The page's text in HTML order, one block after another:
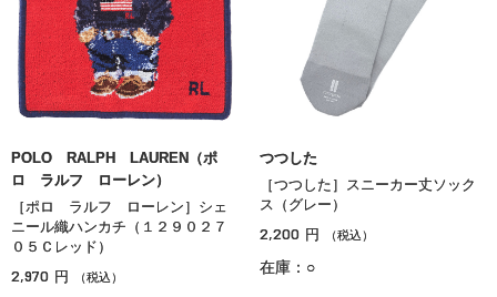
POLO RALPH LAUREN（ポ
ロ ラルフ ローレン）
［ポロ ラルフ ローレン］シェ
ニール織ハンカチ（１２９０２７
０５Ｃレッド）
2,970 円 （税込）
つつした
［つつした］スニーカー丈ソック
ス（グレー）
2,200 円 （税込）
在庫：○